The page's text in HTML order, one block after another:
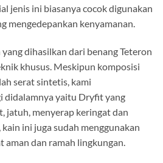
jenis ini biasanya cocok digunakan
mengedepankan kenyamanan.
dihasilkan dari benang Teteron
khusus. Meskipun komposisi
serat sintetis, kami
didalamnya yaitu Dryfit yang
jatuh, menyerap keringat dan
ini juga sudah menggunakan
aman dan ramah lingkungan.